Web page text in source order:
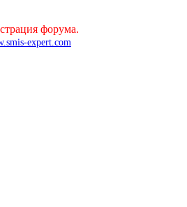
форума.
expert.com